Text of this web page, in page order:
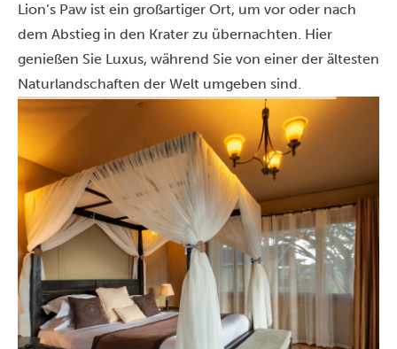
Lion’s Paw ist ein großartiger Ort, um vor oder nach
dem Abstieg in den Krater zu übernachten. Hier
genießen Sie Luxus, während Sie von einer der ältesten
Naturlandschaften der Welt umgeben sind.